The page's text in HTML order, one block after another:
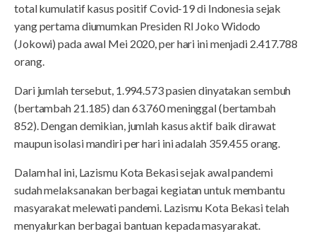
total kumulatif kasus positif Covid-19 di Indonesia sejak
yang pertama diumumkan Presiden RI Joko Widodo
(Jokowi) pada awal Mei 2020, per hari ini menjadi 2.417.788
orang.
Dari jumlah tersebut, 1.994.573 pasien dinyatakan sembuh
(bertambah 21.185) dan 63.760 meninggal (bertambah
852). Dengan demikian, jumlah kasus aktif baik dirawat
maupun isolasi mandiri per hari ini adalah 359.455 orang.
Dalam hal ini, Lazismu Kota Bekasi sejak awal pandemi
sudah melaksanakan berbagai kegiatan untuk membantu
masyarakat melewati pandemi. Lazismu Kota Bekasi telah
menyalurkan berbagai bantuan kepada masyarakat.